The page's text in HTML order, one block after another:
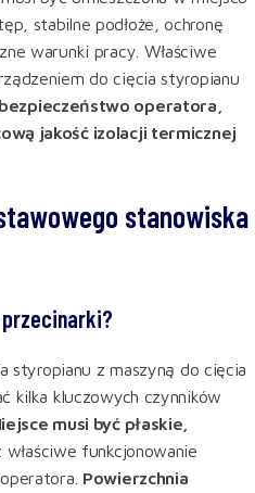
stabilne podłoże, ochronę
warunki pracy. Właściwe
do cięcia styropianu
bezpieczeństwo operatora,
jakość izolacji termicznej
stanowiska
styropianu z maszyną do cięcia
kilka kluczowych czynników
musi być płaskie,
właściwe funkcjonowanie
Powierzchnia